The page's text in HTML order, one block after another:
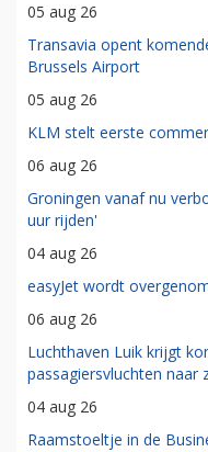
05 aug 26
Transavia opent
Brussels Airport
05 aug 26
KLM stelt eerste
06 aug 26
Groningen vanaf nu
uur rijden'
04 aug 26
easyJet wordt
06 aug 26
Luchthaven Luik krijgt
passagiersvluchten naar
04 aug 26
Raamstoeltje in de